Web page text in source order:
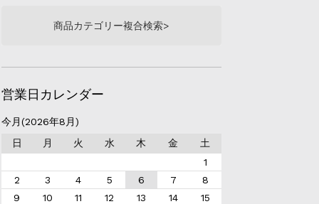
商品カテゴリー複合検索>
営業日カレンダー
今月(2026年8月)
日
月 火 水 木 金
土
1
2
3 4 5 6 7
8
9
10 11 12 13 14
15